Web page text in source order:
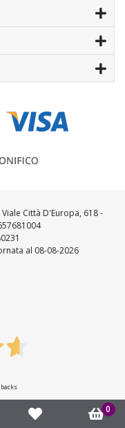
Città D'Europa, 618 -
al 08-08-2026
0